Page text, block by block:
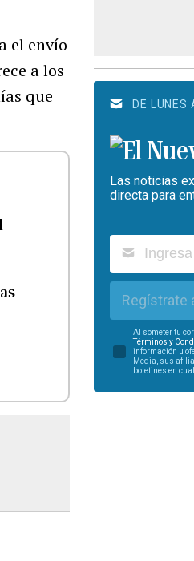
el envío
a los
que
DE LUNES
Las noticias
directa para
Regístrate
Al someter tu
Términos y
información u
Media, sus
boletines en